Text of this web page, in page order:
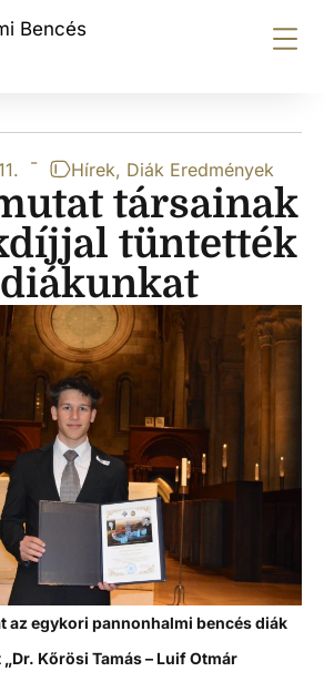
Bencés
- Hírek, Diák Eredmények
társainak
tüntették
az egykori pannonhalmi bencés diák
Kőrösi Tamás – Luif Otmár